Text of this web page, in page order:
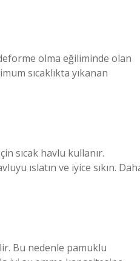
olma eğiliminde olan
sıcaklıkta yıkanan
sıcak havlu kullanır.
ıslatın ve iyice sıkın.
Bu nedenle pamuklu